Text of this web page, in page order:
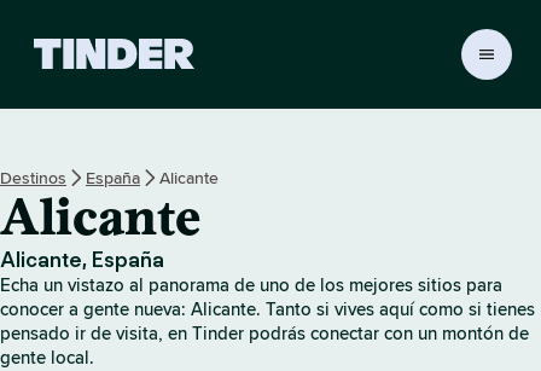
r
n
c
i
o
Destinos España Alicante
Alicante
Alicante, España
Echa un vistazo al panorama de uno de los mejores sitios para
conocer a gente nueva: Alicante. Tanto si vives aquí como si tienes
pensado ir de visita, en Tinder podrás conectar con un montón de
gente local.